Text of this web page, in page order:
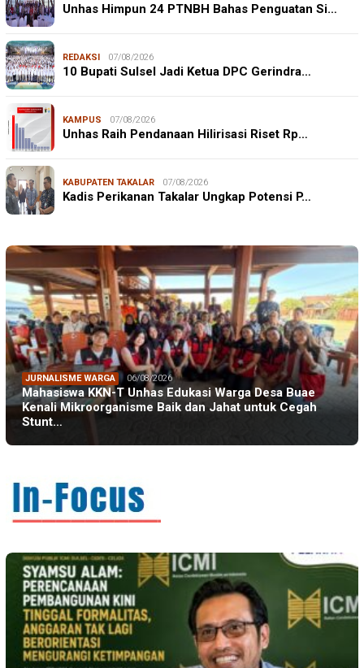
Unhas Himpun 24 PTNBH Bahas Penguatan Si…
REDAKSI 07/08/2026
10 Bupati Sulsel Jadi Ketua DPC Gerindra…
KAMPUS 07/08/2026
Unhas Raih Pendanaan Hilirisasi Riset Rp…
KABUPATEN TAKALAR 07/08/2026
Kadis Perikanan Takalar Ungkap Potensi P…
JURNALISME WARGA 06/08/2026
Mahasiswa KKN-T Unhas Edukasi Warga Desa Buae
Kenali Mikroorganisme Baik dan Jahat untuk Cegah
Stunt…